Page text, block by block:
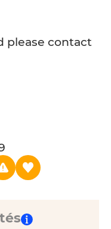
please contact